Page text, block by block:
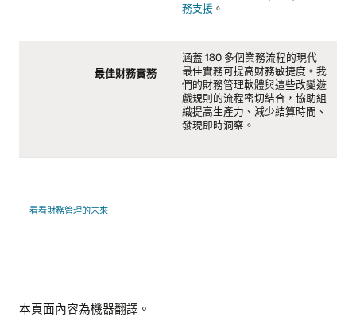
務支援。
最佳財務實務
涵蓋 180 多個業務流程的現代
最佳實務可提高財務敏捷度。我
們的財務管理軟體與這些改變遊
戲規則的流程密切結合，協助組
織提高生產力、減少結算時間、
發現即時洞察。
看看財務管理的未來
本頁面內容為機器翻譯。